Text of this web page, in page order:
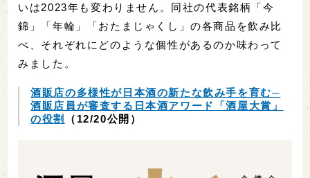
いは2023年も変わりません。同社の代表銘柄「今
錦」「年輪」「おたまじゃくし」の各商品を飲み比
べ、それぞれにどのような個性があるのか味わって
みました。
酒販店の多様性が日本酒の新たな飲み手を育む─
酒販店員が審査する日本酒アワード「酒屋大賞」
の役割
（12/20公開）